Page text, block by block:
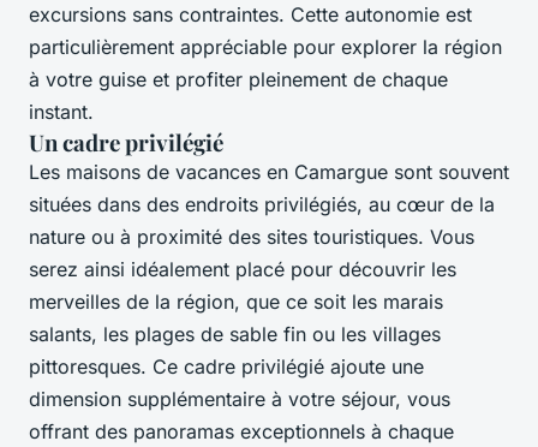
excursions sans contraintes. Cette autonomie est
particulièrement appréciable pour explorer la région
à votre guise et profiter pleinement de chaque
instant.
Un cadre privilégié
Les maisons de vacances en Camargue sont souvent
situées dans des endroits privilégiés, au cœur de la
nature ou à proximité des sites touristiques. Vous
serez ainsi idéalement placé pour découvrir les
merveilles de la région, que ce soit les marais
salants, les plages de sable fin ou les villages
pittoresques. Ce cadre privilégié ajoute une
dimension supplémentaire à votre séjour, vous
offrant des panoramas exceptionnels à chaque